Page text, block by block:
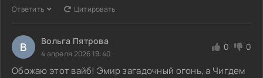
Ответить Цитировать
В Вольга Пятрова
4 апреля 2026 19:40
0 0
Обожаю этот вайб! Эмир загадочный огонь, а Чигдем